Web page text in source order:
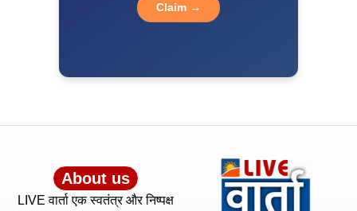
Claim →
About us
LIVE वार्ता एक स्वतंत्र और निष्पक्ष